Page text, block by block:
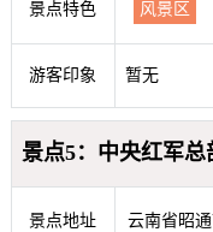
景点特色 风景区
游客印象 暂无
景点5：中央红军总
景点地址 云南省昭